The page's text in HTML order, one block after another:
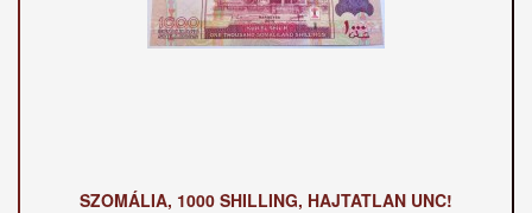
SZOMÁLIA, 1000 SHILLING, HAJTATLAN UNC!